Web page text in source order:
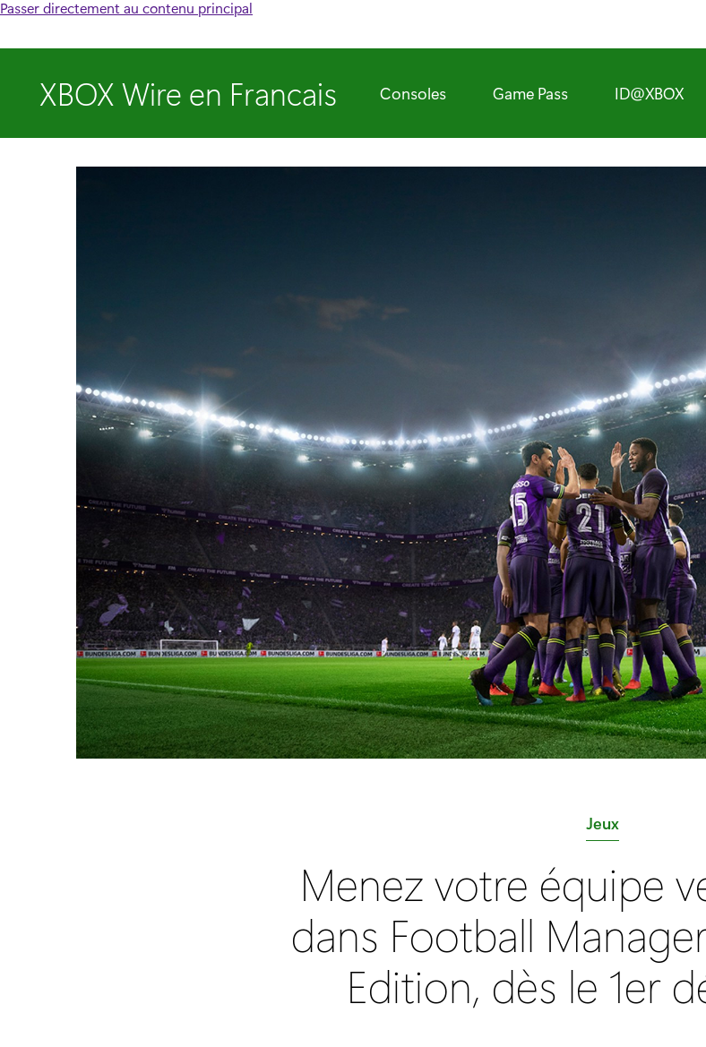
Passer directement au contenu principal
XBOX Wire en Francais Consoles Game Pass ID@XBOX
C
t
é
g
o
r
i
Jeux
Menez votre équipe
dans Football
Edition, dès le 1er